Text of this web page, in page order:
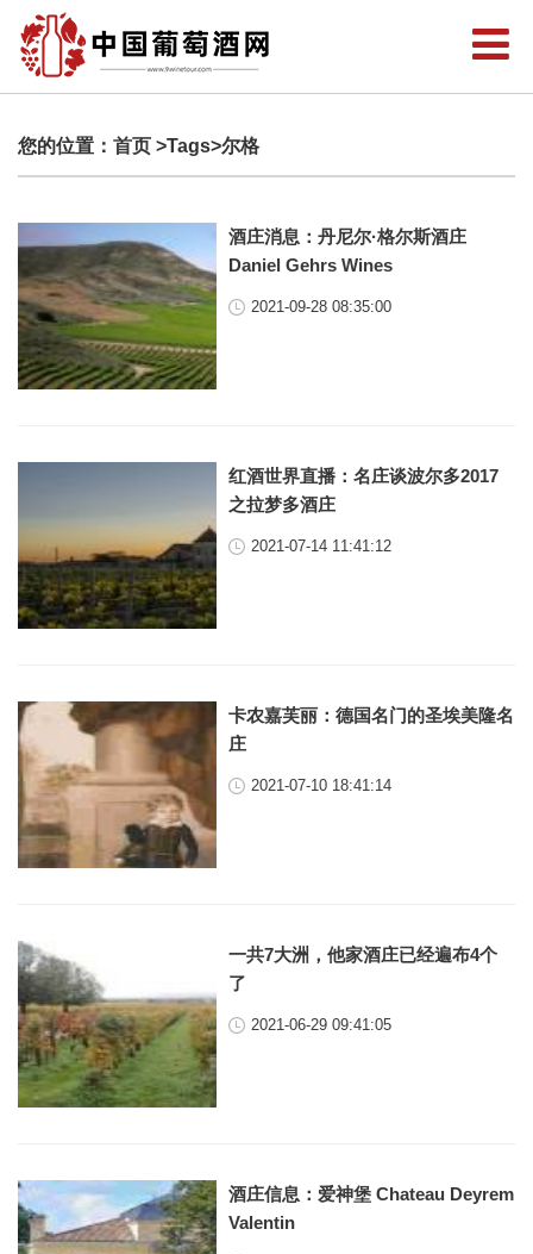
您的位置： 首页 >Tags>尔格
酒庄消息：丹尼尔·格尔斯酒庄
Daniel Gehrs Wines
2021-09-28 08:35:00
红酒世界直播：名庄谈波尔多2017
之拉梦多酒庄
2021-07-14 11:41:12
卡农嘉芙丽：德国名门的圣埃美隆名
庄
2021-07-10 18:41:14
一共7大洲，他家酒庄已经遍布4个
了
2021-06-29 09:41:05
酒庄信息：爱神堡 Chateau Deyrem
Valentin